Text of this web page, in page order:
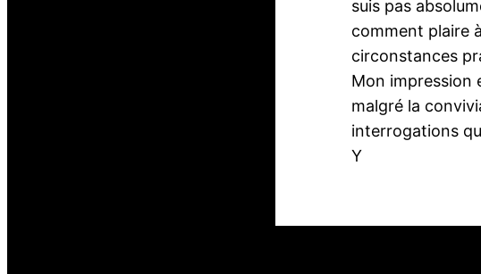
suis pas
comment plaire
circonstances
Mon impression
malgré la
interrogations
Y